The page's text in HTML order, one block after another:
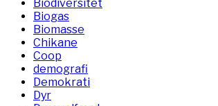
Biodiversitet
Biogas
Biomasse
Chikane
Coop
demografi
Demokrati
Dyr